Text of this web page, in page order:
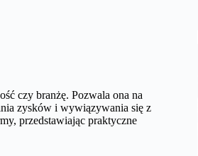
czy branżę. Pozwala ona na
zysków i wywiązywania się z
przedstawiając praktyczne